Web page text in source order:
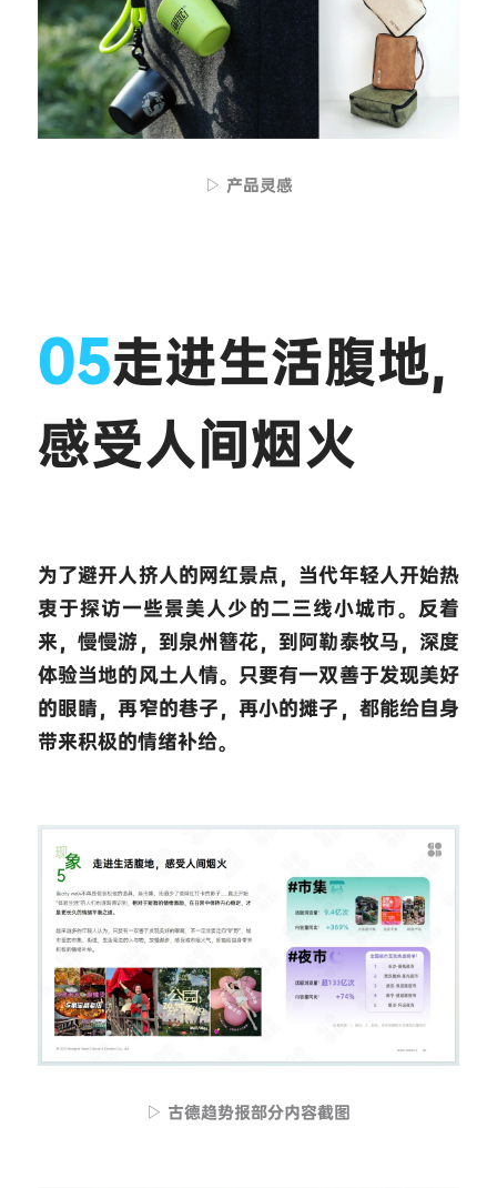
▷ 产品灵感
05走进生活腹地,
感受人间烟火
为了避开人挤人的网红景点，当代年轻人开始热
衷于探访一些景美人少的二三线小城市。反着
来，慢慢游，到泉州簪花，到阿勒泰牧马，深度
体验当地的风土人情。只要有一双善于发现美好
的眼睛，再窄的巷子，再小的摊子，都能给自身
带来积极的情绪补给。
▷ 古德趋势报部分内容截图